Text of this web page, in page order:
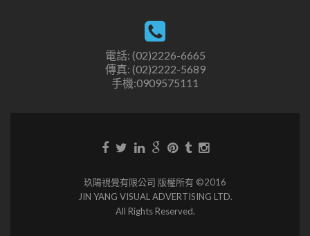
電話: (02)2226-6665
傳真: (02)2222-5689
手機:0909575111
玖陽視覺有限公司 版權所有 ©2016
JIN YANG VISUAL ADVERTISING LTD.
All Rights Reserved.